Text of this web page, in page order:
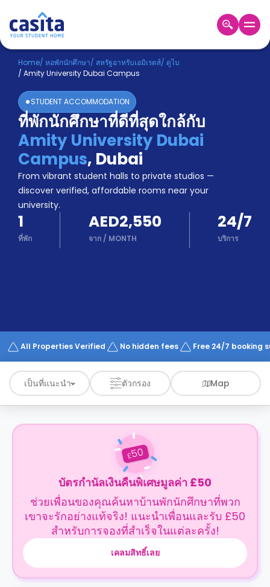
Home TH AED
เข้าสู่
ระบบ
Booking
Accommodation
About
us
Blog
Refer
And
Earn
Become
A
Partner
Help
Works
Home/ หอพักนักศึกษา/ สหรัฐอาหรับเอมิเรตส์/ ดูไบ
/ Amity University Dubai Campus
STUDENT ACCOMMODATION
ที่พักนักศึกษาที่ดีที่สุดใกล้กับ
Amity University Dubai
Campus, Dubai
From vibrant student halls to private studios —
discover verified, affordable rooms near your
university.
1
ที่พัก
AED2,550
จาก/ MONTH
24/7
บริการ
All Properties Verified No hidden fees Free 24/7 booking
เป็นที่แนะนำ ตัวกรอง Map
£50
บัตรกำนัลเงินคืนพิเศษมูลค่า £50
ช่วยเพื่อนของคุณค้นหาบ้านพักนักศึกษาที่พวก
เขาจะรักอย่างแท้จริง! แนะนำเพื่อนและรับ £50
สำหรับการจองที่สำเร็จในแต่ละครั้ง!
เคลมสิทธิ์เลย